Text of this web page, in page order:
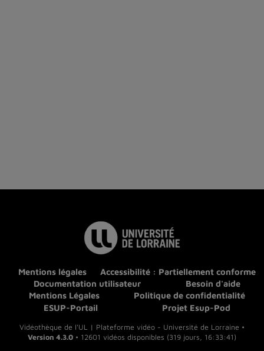
Mentions légales
Accessibilité : Partiellement conforme
Documentation utilisateur
Besoin d'aide
Mentions Légales
Politique de confidentialité
ESUP-Portail
Projet Esup-Pod
Vidéothèque de l'UL | Plateforme vidéo - Université de Lorraine •
Version 4.3.0 • 12601 vidéos disponibles (319 jours, 16:33:41)